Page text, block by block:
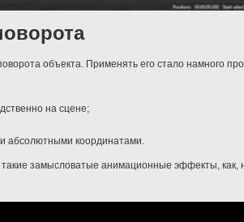
объекта. Применять его стало намного
на сцене;
абсолютными координатами.
такие замысловатые анимационные эффекты,